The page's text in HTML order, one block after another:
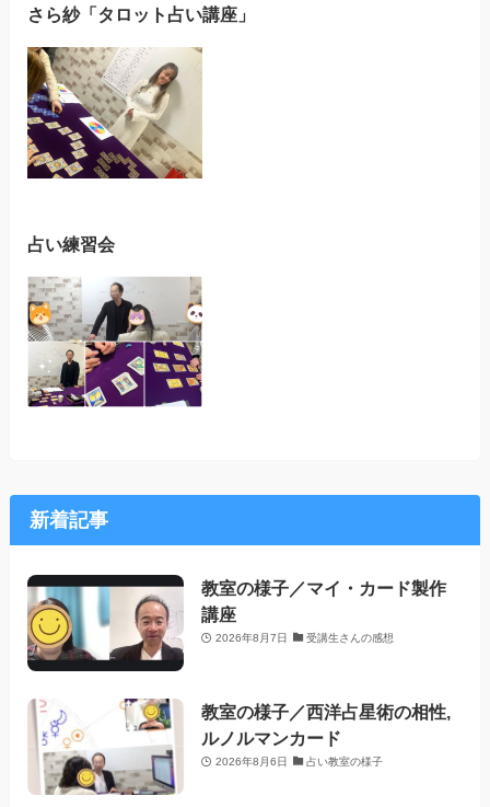
さら紗「タロット占い講座」
占い練習会
新着記事
教室の様子／マイ・カード製作
講座
2026年8月7日 受講生さんの感想
教室の様子／西洋占星術の相性,
ルノルマンカード
2026年8月6日 占い教室の様子